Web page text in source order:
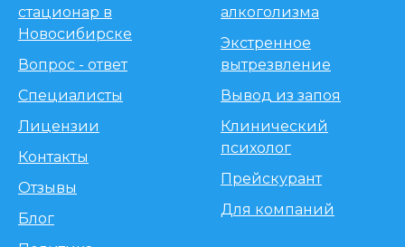
стационар в
Новосибирске
Вопрос - ответ
Специалисты
Лицензии
Контакты
Отзывы
Блог
алкоголизма
Экстренное
вытрезвление
Вывод из запоя
Клинический
психолог
Прейскурант
Для компаний